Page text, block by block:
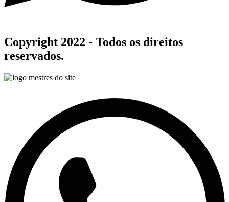
Copyright 2022 - Todos os direitos
reservados.